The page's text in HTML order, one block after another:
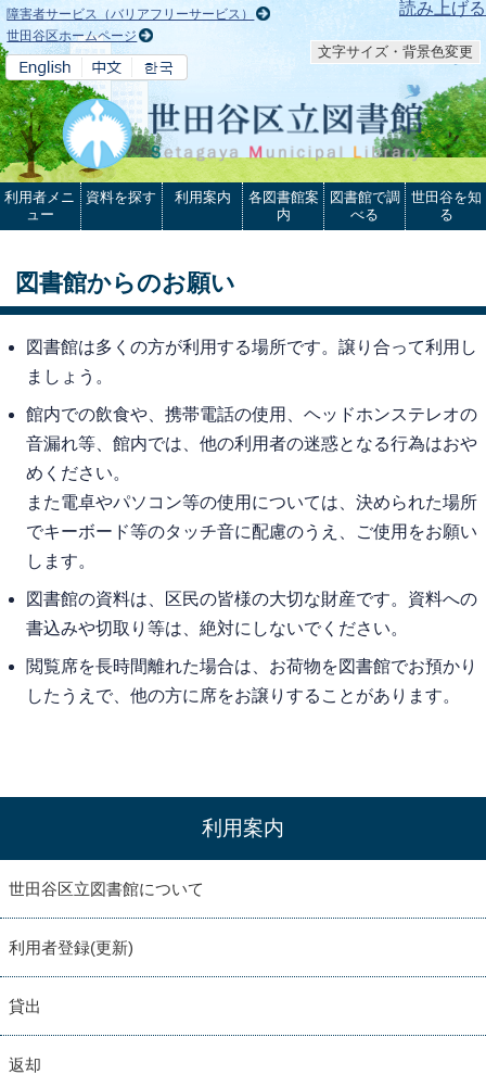
本文へ 読み上げる
障害者サービス（バリアフリーサービス）
世田谷区ホームページ
文字サイズ・背景色変更
利用者メニ
ュー
資料を探す 利用案内
各図書館案
内
図書館で調
べる
世田谷を知
る
図書館からのお願い
図書館は多くの方が利用する場所です。譲り合って利用し
ましょう。
館内での飲食や、携帯電話の使用、ヘッドホンステレオの
音漏れ等、館内では、他の利用者の迷惑となる行為はおや
めください。
また電卓やパソコン等の使用については、決められた場所
でキーボード等のタッチ音に配慮のうえ、ご使用をお願い
します。
図書館の資料は、区民の皆様の大切な財産です。資料への
書込みや切取り等は、絶対にしないでください。
閲覧席を長時間離れた場合は、お荷物を図書館でお預かり
したうえで、他の方に席をお譲りすることがあります。
利用案内
世田谷区立図書館について
利用者登録(更新)
貸出
返却